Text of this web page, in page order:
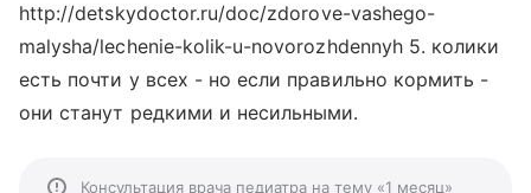
http://detskydoctor.ru/doc/zdorove-vashego-
malysha/lechenie-kolik-u-novorozhdennyh 5. колики
есть почти у всех - но если правильно кормить -
они станут редкими и несильными.
Консультация врача педиатра на тему «1 месяц»